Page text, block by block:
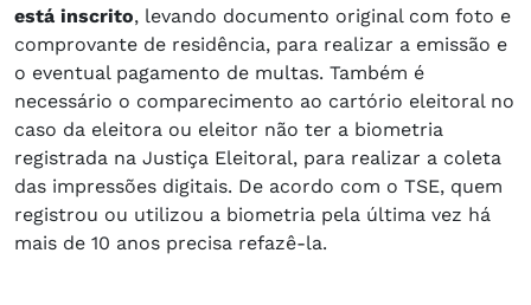
está inscrito, levando documento original com foto e
comprovante de residência, para realizar a emissão e
o eventual pagamento de multas. Também é
necessário o comparecimento ao cartório eleitoral no
caso da eleitora ou eleitor não ter a biometria
registrada na Justiça Eleitoral, para realizar a coleta
das impressões digitais. De acordo com o TSE, quem
registrou ou utilizou a biometria pela última vez há
mais de 10 anos precisa refazê-la.